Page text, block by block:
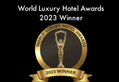
World Luxury Hotel Awards
2023 Winner